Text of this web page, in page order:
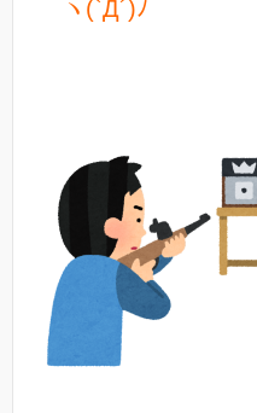
ヽ(`Д´)ﾉ